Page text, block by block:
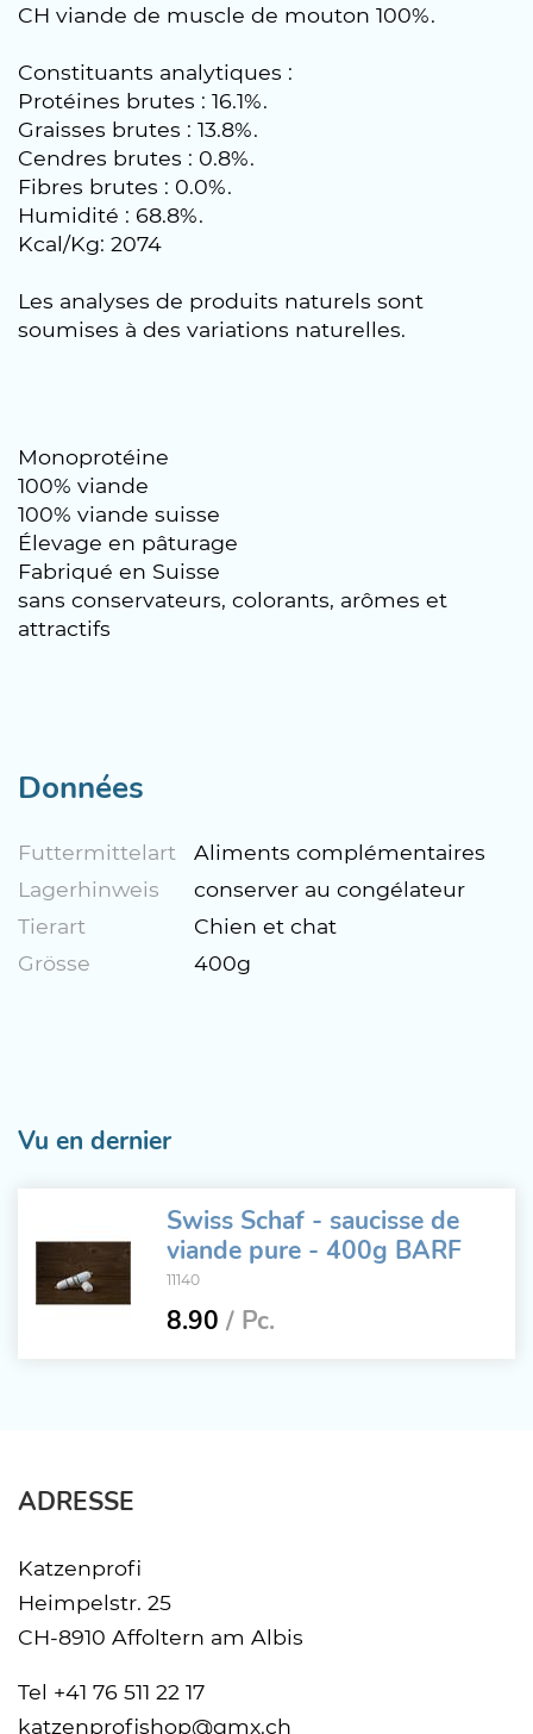
CH viande de muscle de mouton 100%.
Constituants analytiques :
Protéines brutes : 16.1%.
Graisses brutes : 13.8%.
Cendres brutes : 0.8%.
Fibres brutes : 0.0%.
Humidité : 68.8%.
Kcal/Kg: 2074
Les analyses de produits naturels sont
soumises à des variations naturelles.
Monoprotéine
100% viande
100% viande suisse
Élevage en pâturage
Fabriqué en Suisse
sans conservateurs, colorants, arômes et
attractifs
Données
Futtermittelart
Aliments complémentaires
Lagerhinweis
conserver au congélateur
Tierart
Chien et chat
Grösse
400g
Vu en dernier
Swiss Schaf - saucisse de
viande pure - 400g BARF
11140
8.90 / Pc.
ADRESSE
Katzenprofi
Heimpelstr. 25
CH-8910 Affoltern am Albis
Tel +41 76 511 22 17
katzenprofishop@gmx.ch